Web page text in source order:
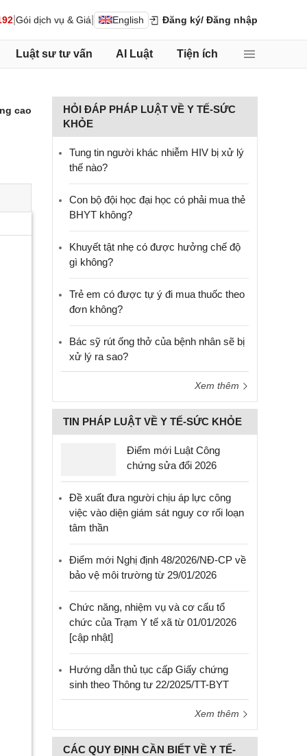
Gói dịch vụ & Giá English Đăng ký/ Đăng nhập
Luật sư tư vấn AI Luật Tiện ích
cao
HỎI ĐÁP PHÁP LUẬT VỀ Y TẾ-SỨC
KHỎE
Tung tin người khác nhiễm HIV bị xử lý
thế nào?
Con bộ đội học đại học có phải mua thẻ
BHYT không?
Khuyết tật nhẹ có được hưởng chế độ
gì không?
Trẻ em có được tự ý đi mua thuốc theo
đơn không?
Bác sỹ rút ống thở của bệnh nhân sẽ bị
xử lý ra sao?
Xem thêm
TIN PHÁP LUẬT VỀ Y TẾ-SỨC KHỎE
Điểm mới Luật Công
chứng sửa đổi 2026
Đề xuất đưa người chịu áp lực công
việc vào diện giám sát nguy cơ rối loạn
tâm thần
Điểm mới Nghị định 48/2026/NĐ-CP về
bảo vệ môi trường từ 29/01/2026
Chức năng, nhiệm vụ và cơ cấu tổ
chức của Trạm Y tế xã từ 01/01/2026
[cập nhật]
Hướng dẫn thủ tục cấp Giấy chứng
sinh theo Thông tư 22/2025/TT-BYT
Xem thêm
CÁC QUY ĐỊNH CẦN BIẾT VỀ Y TẾ-